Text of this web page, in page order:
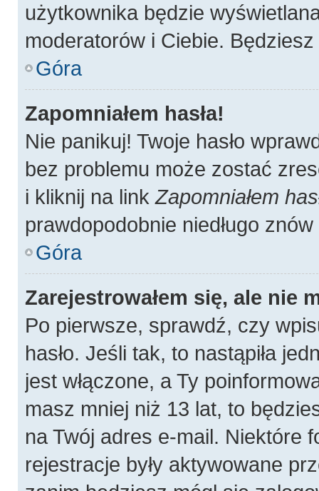
użytkownika będzie
moderatorów i Ciebie.
Góra
Zapomniałem hasła!
Nie panikuj! Twoje hasło
bez problemu może zostać
i kliknij na linkZapomniałem
prawdopodobnie niedługo
Góra
Zarejestrowałem się, ale nie
Po pierwsze, sprawdź, czy
hasło. Jeśli tak, to nastąpiła
jest włączone, a Ty
masz mniej niż 13 lat, to
na Twój adres e-mail. Niektóre
rejestracje były aktywowane